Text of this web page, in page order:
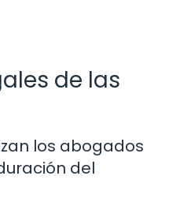
de las
los abogados
del